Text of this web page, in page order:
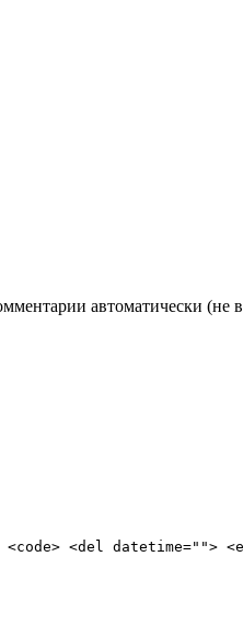
автоматически
<del datetime="">